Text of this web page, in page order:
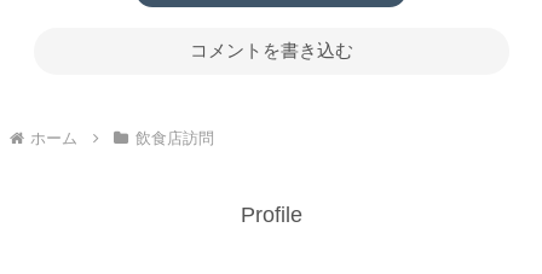
コメントを書き込む
ホーム 飲食店訪問
Profile